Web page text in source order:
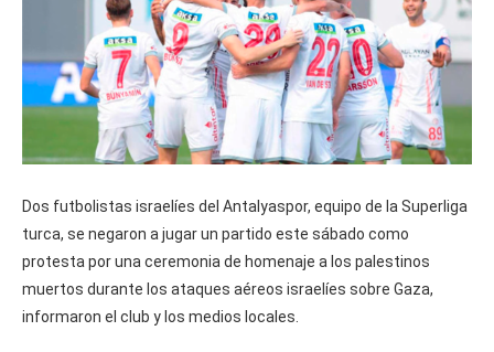
Dos futbolistas israelíes del Antalyaspor, equipo de la Superliga
turca, se negaron a jugar un partido este sábado como
protesta por una ceremonia de homenaje a los palestinos
muertos durante los ataques aéreos israelíes sobre Gaza,
informaron el club y los medios locales.